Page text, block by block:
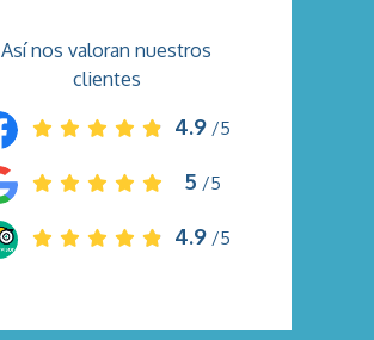
Así nos valoran nuestros
clientes
4.9 /5
5 /5
4.9 /5